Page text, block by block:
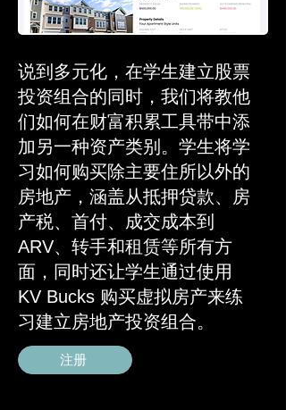
说到多元化，在学生建立股票
投资组合的同时，我们将教他
们如何在财富积累工具带中添
加另一种资产类别。学生将学
习如何购买除主要住所以外的
房地产，涵盖从抵押贷款、房
产税、首付、成交成本到
ARV、转手和租赁等所有方
面，同时还让学生通过使用
KV Bucks 购买虚拟房产来练
习建立房地产投资组合。
注册